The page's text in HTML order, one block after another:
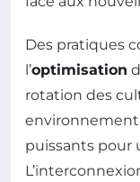
Des pratiques
l’optimisation
rotation des
puissants pour